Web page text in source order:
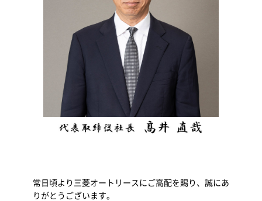
常日頃より三菱オートリースにご高配を賜り、誠にあ
りがとうございます。